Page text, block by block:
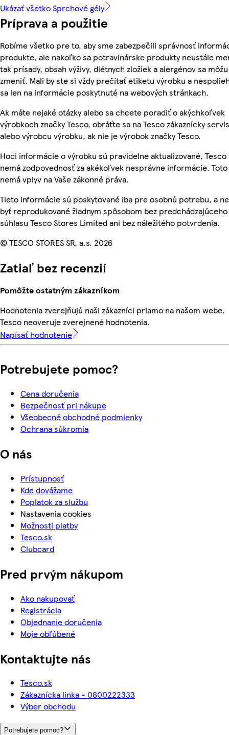
Ukázať všetko Sprchové gély
Príprava a použitie
Robíme všetko pre to, aby sme zabezpečili správnosť
produkte, ale nakoľko sa potravinárske produkty neustále
tak prísady, obsah výživy, diétnych zložiek a alergénov sa môžu
zmeniť. Mali by ste si vždy prečítať etiketu výrobku a
sa len na informácie poskytnuté na webových stránkach.
Ak máte nejaké otázky alebo sa chcete poradiť o akýchkoľvek
výrobkoch značky Tesco, obráťte sa na Tesco zákaznícky
alebo výrobcu výrobku, ak nie je výrobok značky Tesco.
Hoci informácie o výrobku sú pravidelne aktualizované, Tesco
nemá zodpovednosť za akékoľvek nesprávne informácie. Toto
nemá vplyv na Vaše zákonné práva.
Tieto informácie sú poskytované iba pre osobnú potrebu, a
byť reprodukované žiadnym spôsobom bez predchádzajúceho
súhlasu Tesco Stores Limited ani bez náležitého potvrdenia.
© TESCO STORES SR, a.s. 2026
Zatiaľ bez recenzií
Pomôžte ostatným zákazníkom
Hodnotenia zverejňujú naši zákazníci priamo na našom webe.
Tesco neoveruje zverejnené hodnotenia.
Napísať hodnotenie
Potrebujete pomoc?
Cena doručenia
Bezpečnosť pri nákupe
Všeobecné obchodné podmienky
Ochrana súkromia
O nás
Prístupnosť
Kde dovážame
Poplatok za službu
Nastavenia cookies
Možnosti platby
Tesco.sk
Clubcard
Pred prvým nákupom
Ako nakupovať
Registrácia
Objednanie doručenia
Moje obľúbené
Kontaktujte nás
Tesco.sk
Zákaznícka linka - 0800222333
Výber obchodu
Potrebujete pomoc?